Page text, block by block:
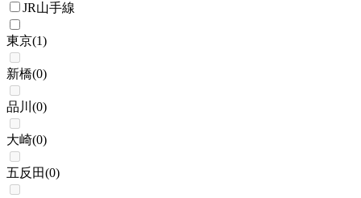
JR山手線
東京(1)
新橋(0)
品川 (0)
大崎(0)
五反田(0)